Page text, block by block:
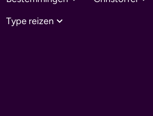
Type reizen